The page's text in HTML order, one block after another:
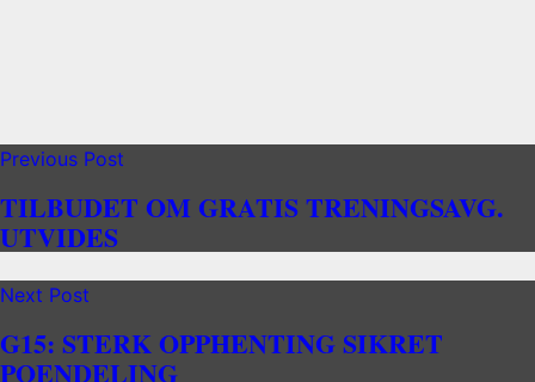
Previous Post
TILBUDET OM GRATIS TRENINGSAVG.
UTVIDES
Next Post
G15: STERK OPPHENTING SIKRET
POENDELING